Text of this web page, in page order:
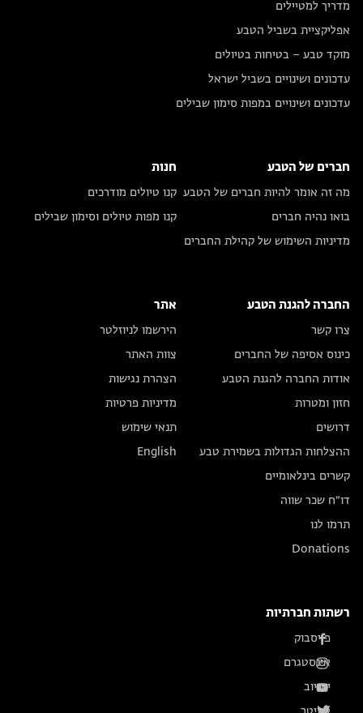
מדריך למטיילים
אפליקציית בשביל הטבע
מוקד טבע – בטיחות בטיולים
עדכונים ושינויים בשביל ישראל
עדכונים ושינויים במפות סימון שבילים
חברים של הטבע
מה זה אומר להיות חברים של הטבע
בואו נהיה חברים
מדיניות השימוש של קהילת החברים
חנות
קנו טיולים מודרכים
קנו מפות טיולים וסימון שבילים
החברה להגנת הטבע
צרו קשר
כינוס אסיפה של החברים
אודות החברה להגנת הטבע
חזון ומטרות
דרושים
ההצלחות הגדולות בשמירת טבע
קשרים בינלאומיים
דו״ח שכר שווה
תרמו לנו
Donations
אתר
הירשמו לניוזלטר
צוות האתר
הצהרת נגישות
מדיניות פרטיות
תנאי שימוש
English
רשתות חברתיות
פייסבוק
אינסטגרם
יוטיוב